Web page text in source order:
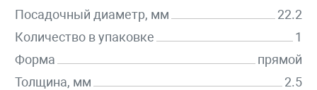
Посадочный диаметр, мм
22.2
Количество в упаковке
1
Форма
прямой
Толщина, мм
2.5